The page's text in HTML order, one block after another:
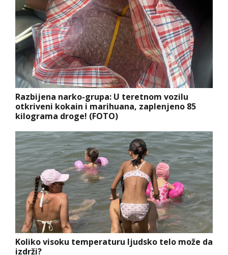
Razbijena narko-grupa: U teretnom vozilu
otkriveni kokain i marihuana, zaplenjeno 85
kilograma droge! (FOTO)
Koliko visoku temperaturu ljudsko telo može da
izdrži?